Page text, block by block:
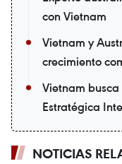
con Vietnam
Vietnam y
crecimiento
Vietnam
Estratégica
NOTICIAS